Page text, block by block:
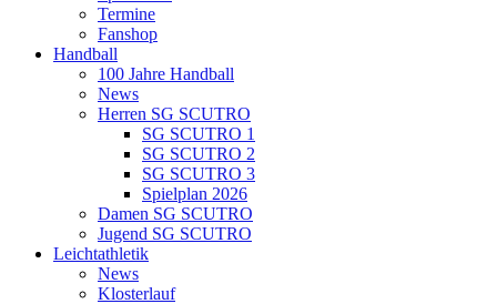
Termine
Fanshop
Handball
100 Jahre Handball
News
Herren SG SCUTRO
SG SCUTRO 1
SG SCUTRO 2
SG SCUTRO 3
Spielplan 2026
Damen SG SCUTRO
Jugend SG SCUTRO
Leichtathletik
News
Klosterlauf